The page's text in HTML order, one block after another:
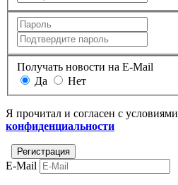
Получать новости на E-Mail
Да
Нет
Я прочитал и согласен с условиями
конфиденциальности
E-Mail